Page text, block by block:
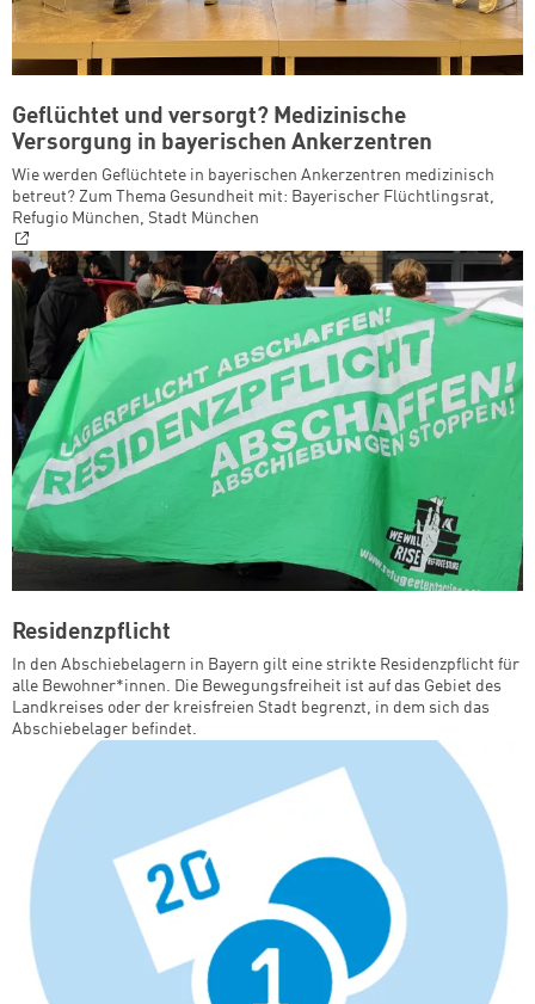
Geflüchtet und versorgt? Medizinische
Versorgung in bayerischen Ankerzentren
Wie werden Geflüchtete in bayerischen Ankerzentren medizinisch
betreut? Zum Thema Gesundheit mit: Bayerischer Flüchtlingsrat,
Refugio München, Stadt München
Residenzpflicht
In den Abschiebelagern in Bayern gilt eine strikte Residenzpflicht für
alle Bewohner*innen. Die Bewegungsfreiheit ist auf das Gebiet des
Landkreises oder der kreisfreien Stadt begrenzt, in dem sich das
Abschiebelager befindet.